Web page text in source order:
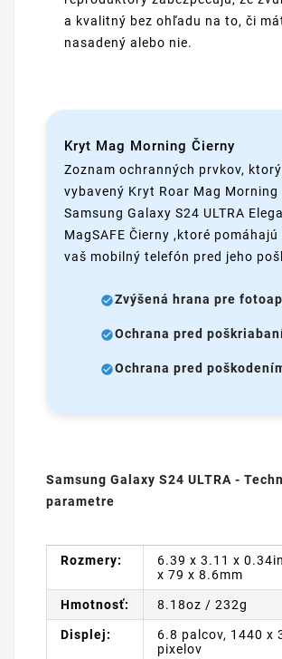
a kvalitný bez ohľadu na to, či
nasadený alebo nie.
Kryt Mag Morning Čierny
Zoznam ochranných prvkov,
vybavený Kryt Roar Mag Morning
Samsung Galaxy S24 ULTRA
MagSAFE Čierny ,ktoré
vaš mobilný telefón pred jeho
Zvýšená hrana pre
Ochrana pred
Ochrana pred
Samsung Galaxy S24 ULTRA -
parametre
Rozmery:
6.39 x 3.11 x
x 79 x 8.6mm
Hmotnosť: 8.18oz / 232g
Displej:
6.8 palcov, 1440 x
pixelov